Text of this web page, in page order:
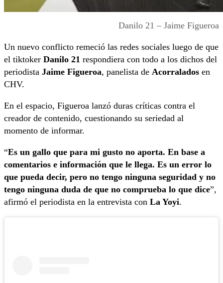
Danilo 21 – Jaime Figueroa
Un nuevo conflicto remeció las redes sociales luego de que
el tiktoker Danilo 21 respondiera con todo a los dichos del
periodista Jaime Figueroa, panelista de Acorralados en
CHV.
En el espacio, Figueroa lanzó duras críticas contra el
creador de contenido, cuestionando su seriedad al
momento de informar.
“Es un gallo que para mi gusto no aporta. En base a
comentarios e información que le llega. Es un error lo
que pueda decir, pero no tengo ninguna seguridad y no
tengo ninguna duda de que no comprueba lo que dice”,
afirmó el periodista en la entrevista con La Yoyi.